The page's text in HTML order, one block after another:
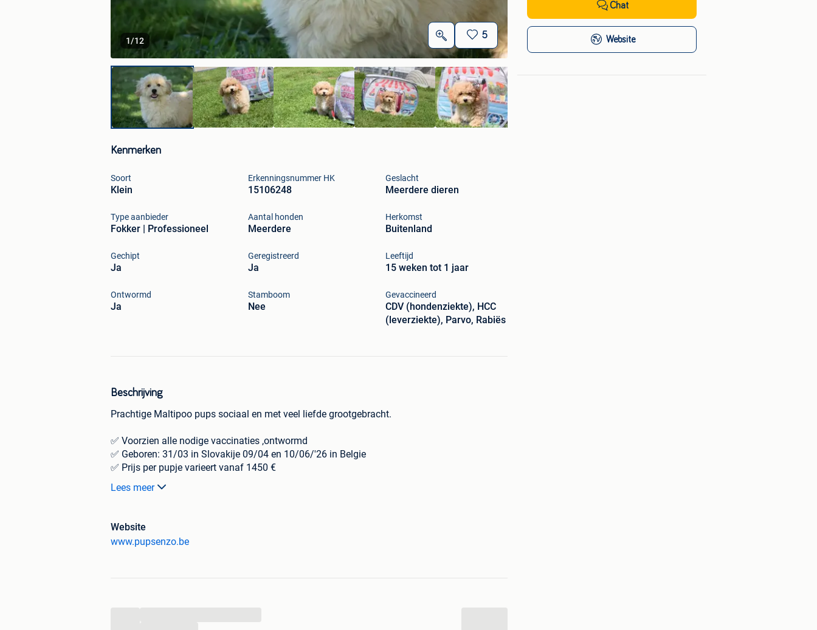
1/12
5
Kenmerken
Soort
Klein
Erkenningsnummer HK
15106248
Geslacht
Meerdere dieren
Type aanbieder
Fokker | Professioneel
Aantal honden
Meerdere
Herkomst
Buitenland
Gechipt
Ja
Geregistreerd
Ja
Leeftijd
15 weken tot 1 jaar
Ontwormd
Ja
Stamboom
Nee
Gevaccineerd
CDV (hondenziekte), HCC
(leverziekte), Parvo, Rabiës
Beschrijving
Prachtige Maltipoo pups sociaal en met veel liefde grootgebracht.
✅ Voorzien alle nodige vaccinaties ,ontwormd
✅ Geboren: 31/03 in Slovakije 09/04 en 10/06/'26 in Belgie
✅ Prijs per pupje varieert vanaf 1450 €
✅ Voorzien van een officieel Europees paspoort
🐶 Kom alle dagen vrijblijvend kennis maken
Ma.-Di.Woe.Vrij.zat.zondag zonder afspraak van 11u–18u
Lees meer
Website
www.pupsenzo.be
Chat
Website